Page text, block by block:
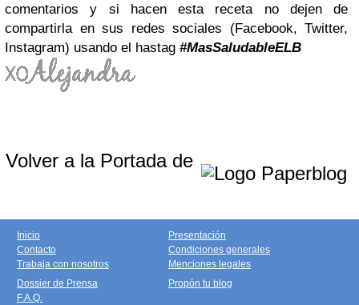
comentarios y si hacen esta receta no dejen de
compartirla en sus redes sociales (Facebook, Twitter,
Instagram) usando el hastag #MasSaludableELB
Volver a la Portada de
Inicio
Contacto
Trabaja con nosotros
Presentación
Condiciones generales
Menciones legales
Dossier de Prensa
F.A.Q.
Propón tu blog